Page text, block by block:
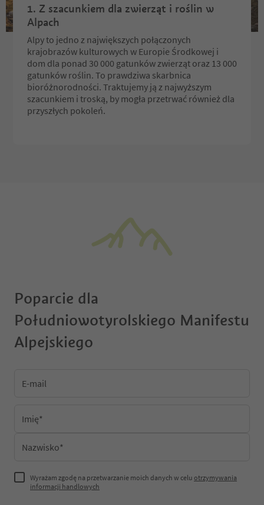
1. Z szacunkiem dla zwierząt i roślin w
Alpach
Alpy to jedno z największych połączonych
krajobrazów kulturowych w Europie Środkowej i
dom dla ponad 30 000 gatunków zwierząt oraz 13 000
gatunków roślin. To prawdziwa skarbnica
bioróżnorodności. Traktujemy ją z najwyższym
szacunkiem i troską, by mogła przetrwać również dla
przyszłych pokoleń.
Poparcie dla
Południowotyrolskiego Manifestu
Alpejskiego
E-mail
Imię*
Nazwisko*
Wyrażam zgodę na przetwarzanie moich danych w celu otrzymywania
informacji handlowych